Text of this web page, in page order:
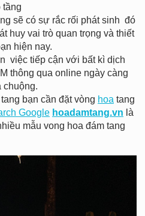
tầng
sẽ có sự rắc rối phát sinh đó
huy vai trò quan trọng và thiết
hiện nay.
việc tiếp cận với bất kì dịch
thông qua online ngày càng
chuộng.
bạn cần đặt vòng hoa tang
Google hoadamtang.vn là
mẫu vong hoa đám tang